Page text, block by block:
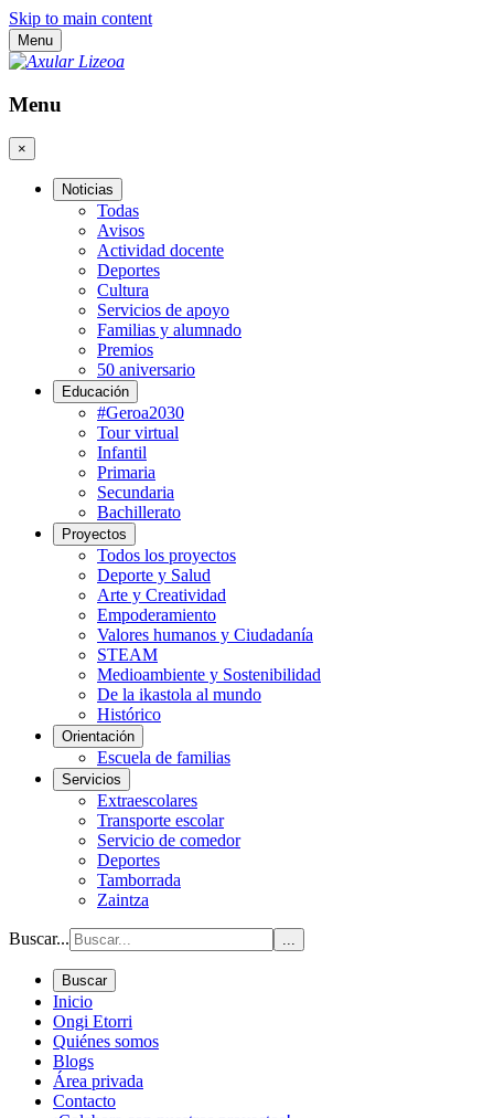
Skip to main content
Menu
Menu
×
Noticias
Todas
Avisos
Actividad docente
Deportes
Cultura
Servicios de apoyo
Familias y alumnado
Premios
50 aniversario
Educación
#Geroa2030
Tour virtual
Infantil
Primaria
Secundaria
Bachillerato
Proyectos
Todos los proyectos
Deporte y Salud
Arte y Creatividad
Empoderamiento
Valores humanos y Ciudadanía
STEAM
Medioambiente y Sostenibilidad
De la ikastola al mundo
Histórico
Orientación
Escuela de familias
Servicios
Extraescolares
Transporte escolar
Servicio de comedor
Deportes
Tamborrada
Zaintza
Buscar... ...
Buscar
Inicio
Ongi Etorri
Quiénes somos
Blogs
Área privada
Contacto